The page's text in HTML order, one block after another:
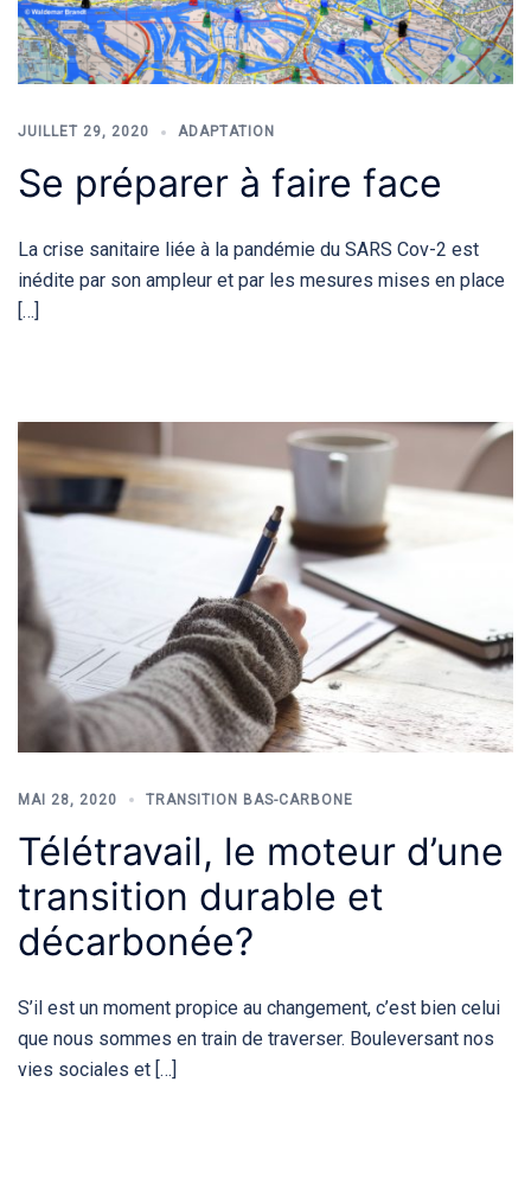
JUILLET 29, 2020 ADAPTATION
Se préparer à faire face
La crise sanitaire liée à la pandémie du SARS Cov-2 est
inédite par son ampleur et par les mesures mises en place
[…]
MAI 28, 2020 TRANSITION BAS-CARBONE
Télétravail, le moteur d’une
transition durable et
décarbonée?
S’il est un moment propice au changement, c’est bien celui
que nous sommes en train de traverser. Bouleversant nos
vies sociales et […]